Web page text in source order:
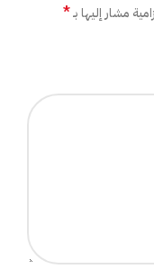
مشار إليها بـ*